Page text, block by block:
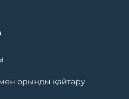
орынды қайтару